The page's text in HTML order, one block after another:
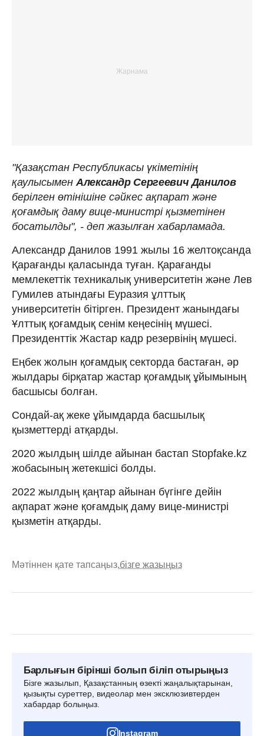
"Қазақстан Республикасы үкіметінің
қаулысымен Александр Сергеевич Данилов
берілген өтінішіне сәйкес ақпарат және
қоғамдық даму вице-министрі қызметінен
босатылды", - деп жазылған хабарламада.
Александр Данилов 1991 жылы 16 желтоқсанда
Қарағанды қаласында туған. Қарағанды
мемлекеттік техникалық университетін және Лев
Гумилев атындағы Еуразия ұлттық
университетін бітірген. Президент жанындағы
Ұлттық қоғамдық сенім кеңесінің мүшесі.
Президенттік Жастар кадр резервінің мүшесі.
Еңбек жолын қоғамдық секторда бастаған, әр
жылдары бірқатар жастар қоғамдық ұйымының
басшысы болған.
Сондай-ақ жеке ұйымдарда басшылық
қызметтерді атқарды.
2020 жылдың шілде айынан бастап Stopfake.kz
жобасының жетекшісі болды.
2022 жылдың қаңтар айынан бүгінге дейін
ақпарат және қоғамдық даму вице-министрі
қызметін атқарды.
Мәтіннен қате тапсаңыз,бізге жазыңыз
Барлығын бірінші болып біліп отырыңыз
Бізге жазылып, Қазақстанның өзекті жаңалықтарынан,
қызықты суреттер, видеолар мен эксклюзивтерден
хабардар болыңыз.
Instagram